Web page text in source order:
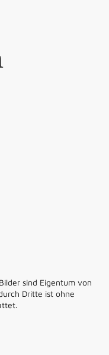
sind Eigentum von
Dritte ist ohne